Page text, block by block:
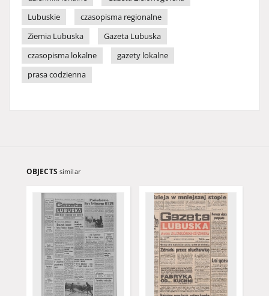
Lubuskie
czasopisma regionalne
Ziemia Lubuska
Gazeta Lubuska
czasopisma lokalne
gazety lokalne
prasa codzienna
OBJECTS similar